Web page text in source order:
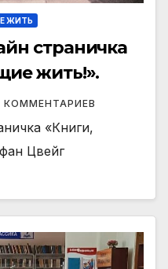
ЖИТЬ
страничка
жить!».
КОММЕНТАРИЕВ
«Книги,
Цвейг